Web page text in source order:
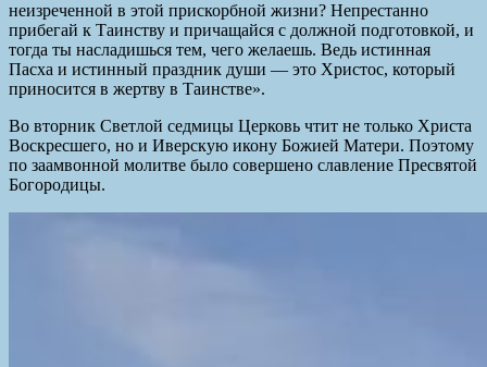
неизреченной в этой прискорбной жизни? Непрестанно
прибегай к Таинству и причащайся с должной подготовкой, и
тогда ты насладишься тем, чего желаешь. Ведь истинная
Пасха и истинный праздник души — это Христос, который
приносится в жертву в Таинстве».
Во вторник Светлой седмицы Церковь чтит не только Христа
Воскресшего, но и Иверскую икону Божией Матери. Поэтому
по заамвонной молитве было совершено славление Пресвятой
Богородицы.